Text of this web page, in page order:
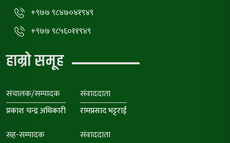
+९७७ ९८४७०४१९४९
+९७७ ९८५६०११९४९
हाम्रो समूह
संचालक/सम्पादक
प्रकाश चन्द्र अधिकारी
संवाददाता
रामप्रसाद भट्टराई
सह-सम्पादक संवाददाता